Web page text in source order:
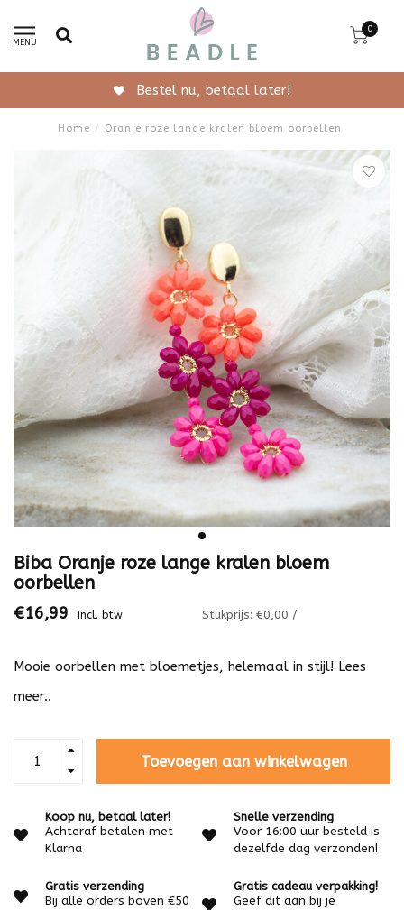
MENU
0
Gratis verzending
Home / Oranje roze lange kralen bloem oorbellen
Biba Oranje roze lange kralen bloem
oorbellen
€16,99 Incl. btw Stukprijs: €0,00 /
Mooie oorbellen met bloemetjes, helemaal in stijl! Lees
meer..
Toevoegen aan winkelwagen
Koop nu, betaal later!
Achteraf betalen met
Klarna
Snelle verzending
Voor 16:00 uur besteld is
dezelfde dag verzonden!
Gratis verzending
Bij alle orders boven €50
Gratis cadeau verpakking!
Geef dit aan bij je